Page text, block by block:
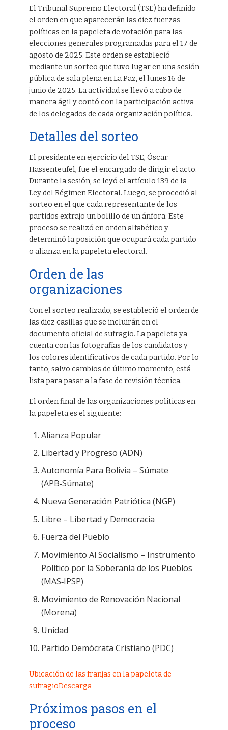
El Tribunal Supremo Electoral (TSE) ha definido
el orden en que aparecerán las diez fuerzas
políticas en la papeleta de votación para las
elecciones generales programadas para el 17 de
agosto de 2025. Este orden se estableció
mediante un sorteo que tuvo lugar en una sesión
pública de sala plena en La Paz, el lunes 16 de
junio de 2025. La actividad se llevó a cabo de
manera ágil y contó con la participación activa
de los delegados de cada organización política.
Detalles del sorteo
El presidente en ejercicio del TSE, Óscar
Hassenteufel, fue el encargado de dirigir el acto.
Durante la sesión, se leyó el artículo 139 de la
Ley del Régimen Electoral. Luego, se procedió al
sorteo en el que cada representante de los
partidos extrajo un bolillo de un ánfora. Este
proceso se realizó en orden alfabético y
determinó la posición que ocupará cada partido
o alianza en la papeleta electoral.
Orden de las
organizaciones
Con el sorteo realizado, se estableció el orden de
las diez casillas que se incluirán en el
documento oficial de sufragio. La papeleta ya
cuenta con las fotografías de los candidatos y
los colores identificativos de cada partido. Por lo
tanto, salvo cambios de último momento, está
lista para pasar a la fase de revisión técnica.
El orden final de las organizaciones políticas en
la papeleta es el siguiente:
Alianza Popular
Libertad y Progreso (ADN)
Autonomía Para Bolivia – Súmate
(APB‑Súmate)
Nueva Generación Patriótica (NGP)
Libre – Libertad y Democracia
Fuerza del Pueblo
Movimiento Al Socialismo – Instrumento
Político por la Soberanía de los Pueblos
(MAS‑IPSP)
Movimiento de Renovación Nacional
(Morena)
Unidad
Partido Demócrata Cristiano (PDC)
Ubicación de las franjas en la papeleta de
sufragioDescarga
Próximos pasos en el
proceso